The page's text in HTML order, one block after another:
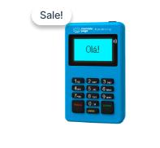
Sale!
Sale!